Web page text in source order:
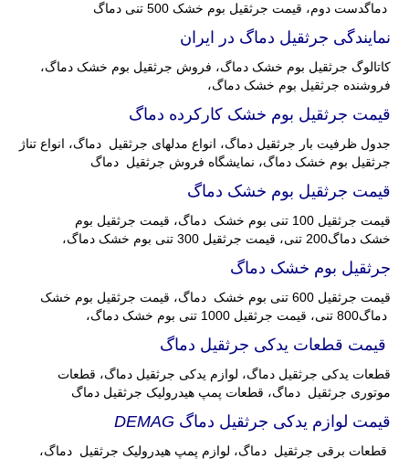
دماگدست دوم، قیمت جرثقیل بوم خشک 500 تنی دماگ
نمایندگی جرثقیل دماگ در ایران
کاتالوگ جرثقیل بوم خشک دماگ، فروش جرثقیل بوم خشک دماگ،
فروشنده جرثقیل بوم خشک دماگ،
قیمت جرثقیل بوم خشک کارکرده دماگ
جدول ظرفیت بار جرثقیل دماگ، انواع مدلهای جرثقیل دماگ، انواع تناژ
جرثقیل بوم خشک دماگ، نمایشگاه فروش جرثقیل دماگ
قیمت جرثقیل بوم خشک دماگ
قیمت جرثقیل 100 تنی بوم خشک دماگ، قیمت جرثقیل بوم
خشک دماگ200 تنی، قیمت جرثقیل 300 تنی بوم خشک دماگ،
جرثقیل بوم خشک دماگ
قیمت جرثقیل 600 تنی بوم خشک دماگ، قیمت جرثقیل بوم خشک
دماگ800 تنی، قیمت جرثقیل 1000 تنی بوم خشک دماگ،
قیمت قطعات یدکی جرثقیل دماگ
قطعات یدکی جرثقیل دماگ، لوازم یدکی جرثقیل دماگ، قطعات
موتوری جرثقیل دماگ، قطعات پمپ هیدرولیک جرثقیل دماگ
قیمت لوازم یدکی جرثقیل دماگ DEMAG
قطعات برقی جرثقیل دماگ، لوازم پمپ هیدرولیک جرثقیل دماگ،